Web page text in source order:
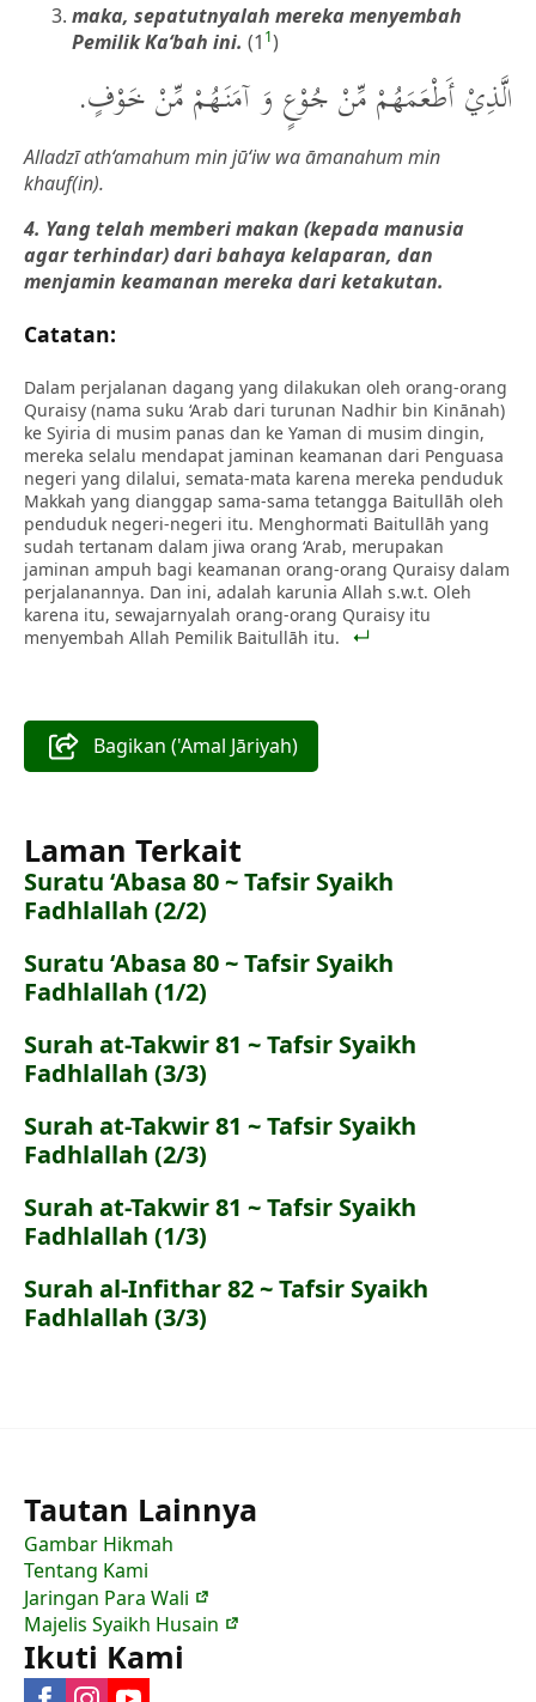
maka, sepatutnyalah mereka menyembah
Pemilik Ka‘bah ini. (1 1)
الَّذِيْ أَطْعَمَهُمْ مِّنْ جُوْعٍ وَ آمَنَهُمْ مِّنْ خَوْفٍ.
Alladzī ath‘amahum min jū‘iw wa āmanahum min
khauf(in).
4. Yang telah memberi makan (kepada manusia
agar terhindar) dari bahaya kelaparan, dan
menjamin keamanan mereka dari ketakutan.
Catatan:
Dalam perjalanan dagang yang dilakukan oleh orang-orang
Quraisy (nama suku ‘Arab dari turunan Nadhir bin Kinānah)
ke Syiria di musim panas dan ke Yaman di musim dingin,
mereka selalu mendapat jaminan keamanan dari Penguasa
negeri yang dilalui, semata-mata karena mereka penduduk
Makkah yang dianggap sama-sama tetangga Baitullāh oleh
penduduk negeri-negeri itu. Menghormati Baitullāh yang
sudah tertanam dalam jiwa orang ‘Arab, merupakan
jaminan ampuh bagi keamanan orang-orang Quraisy dalam
perjalanannya. Dan ini, adalah karunia Allah s.w.t. Oleh
karena itu, sewajarnyalah orang-orang Quraisy itu
menyembah Allah Pemilik Baitullāh itu.
Bagikan ('Amal Jāriyah)
Laman Terkait
Suratu ‘Abasa 80 ~ Tafsir Syaikh
Fadhlallah (2/2)
Suratu ‘Abasa 80 ~ Tafsir Syaikh
Fadhlallah (1/2)
Surah at-Takwir 81 ~ Tafsir Syaikh
Fadhlallah (3/3)
Surah at-Takwir 81 ~ Tafsir Syaikh
Fadhlallah (2/3)
Surah at-Takwir 81 ~ Tafsir Syaikh
Fadhlallah (1/3)
Surah al-Infithar 82 ~ Tafsir Syaikh
Fadhlallah (3/3)
Tautan Lainnya
Gambar Hikmah
Tentang Kami
Jaringan Para Wali
Majelis Syaikh Husain
Ikuti Kami